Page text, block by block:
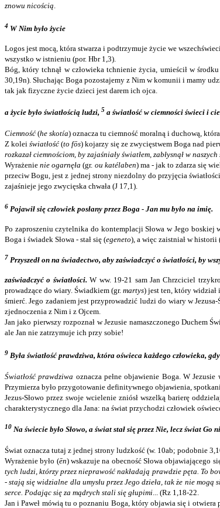
znowu nicością
4 W Nim było życie
Logos jest mocą, która stwarza i podtrzymuje życie we
wszystko w istnieniu (por. Hbr 1,3).
Bóg, który tchnął w człowieka tchnienie życia, umieścił w
30,19n). Słuchając Boga pozostajemy z Nim w komunii i mamy
tak jak fizyczne życie dzieci jest darem ich ojca.
a życie było światłością ludzi, 5 a światłość w ciemności świeci i
Ciemność (he skotía) oznacza tu ciemność moralną i duchową,
Z koleiświatłość(to fōs) kojarzy się ze zwycięstwem Boga nad
rozkazał ciemnościom, by zajaśniały światłem, zabłysnął w
Wyrażenienie ogarnęła (gr. ou katélaben) ma - jak to zdarza się
przeciw Bogu, jest z jednej strony niezdolny do przyjęcia
zajaśnieje jego zwycięska chwała (J 17,1).
6 Pojawił się człowiek posłany przez Boga - Jan mu było na imię.
Po zaproszeniu czytelnika do kontemplacji Słowa w Jego
Boga i świadek Słowa - stał się (egeneto), a więc zaistniał w historii
7 Przyszedł on na świadectwo, aby zaświadczyć o światłości, by
zaświadczyć o światłości.W ww. 19-21 sam Jan Chrzciciel
prowadzące do wiary. Świadkiem (gr. martys) jest ten, który widział
śmierć. Jego zadaniem jest przyprowadzić ludzi do wiary w
zjednoczenia z Nim i z Ojcem.
Jan jako pierwszy rozpoznał w Jezusie namaszczonego Duchem
ale Jan nie zatrzymuje ich przy sobie!
9 Była światłość prawdziwa, która oświeca każdego człowieka,
Światłość prawdziwa oznacza pełne objawienie Boga. W
Przymierza było przygotowanie definitywnego objawienia,
Jezus‑Słowo przez swoje wcielenie zniósł wszelką barierę
charakterystycznego dla Jana: na świat przychodzi człowiek
10 Na świecie było Słowo, a świat stał się przez Nie, lecz świat Go
Świat oznacza tutaj z jednej strony ludzkość (w. 10ab; podobnie
Wyrażenie było (ēn) wskazuje na obecność Słowa objawiającego
tych ludzi, którzy przez nieprawość nakładają prawdzie pęta. To
- stają się widzialne dla umysłu przez Jego dzieła, tak że nie
serce. Podając się za mądrych stali się głupimi ... (Rz 1,18-22.
Jan i Paweł mówią tu o poznaniu Boga, który objawia się i otwiera